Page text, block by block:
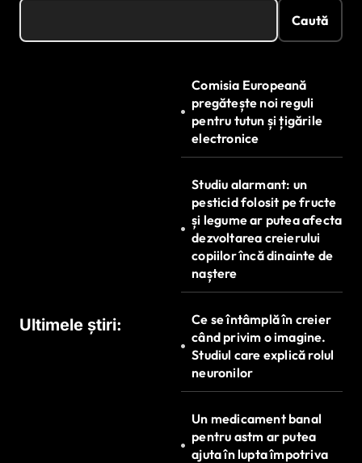
Caută
Ultimele știri:
Comisia Europeană
pregătește noi reguli
pentru tutun și țigările
electronice
Studiu alarmant: un
pesticid folosit pe fructe
și legume ar putea afecta
dezvoltarea creierului
copiilor încă dinainte de
naștere
Ce se întâmplă în creier
când privim o imagine.
Studiul care explică rolul
neuronilor
Un medicament banal
pentru astm ar putea
ajuta în lupta împotriva